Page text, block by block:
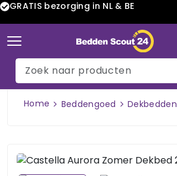
GRATIS bezorging in NL & BE
Home Beddengoed Dekbedden